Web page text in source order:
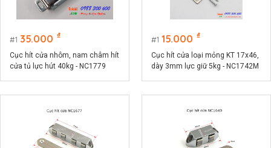
1 35.000 ₫
Cục hít cửa nhôm, nam châm hít
cửa tủ lực hút 40kg - NC1779
1 15.000 ₫
Cục hít cửa loại mỏng KT 17x46,
dày 3mm lực giữ 5kg - NC1742M